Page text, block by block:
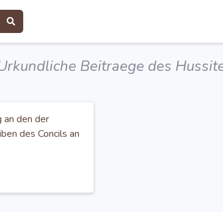
Beitraege des
an den der
des Concils an